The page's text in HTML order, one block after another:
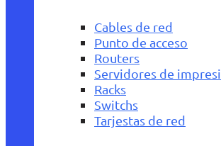
Cables de red
Punto de acceso
Routers
Servidores de
Racks
Switchs
Tarjestas de red